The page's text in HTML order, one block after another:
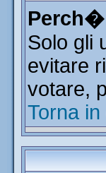
Solo gli
evitare
votare,
Torna